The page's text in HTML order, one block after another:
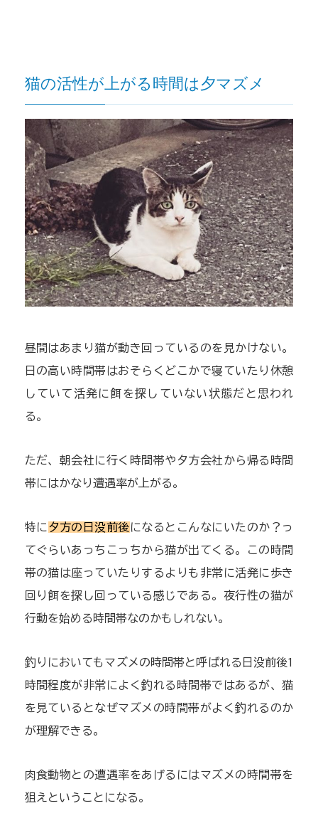
猫の活性が上がる時間は夕マズメ
昼間はあまり猫が動き回っているのを見かけない。
日の高い時間帯はおそらくどこかで寝ていたり休憩
していて活発に餌を探していない状態だと思われ
る。
ただ、朝会社に行く時間帯や夕方会社から帰る時間
帯にはかなり遭遇率が上がる。
特に 夕方の日没前後になるとこんなにいたのか？っ
てぐらいあっちこっちから猫が出てくる。この時間
帯の猫は座っていたりするよりも非常に活発に歩き
回り餌を探し回っている感じである。夜行性の猫が
行動を始める時間帯なのかもしれない。
釣りにおいてもマズメの時間帯と呼ばれる日没前後1
時間程度が非常によく釣れる時間帯ではあるが、猫
を見ているとなぜマズメの時間帯がよく釣れるのか
が理解できる。
肉食動物との遭遇率をあげるにはマズメの時間帯を
狙えということになる。